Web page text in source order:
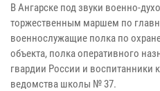
В Ангарске под звуки военно-
торжественным маршем по
военнослужащие полка по
объекта, полка оперативного
гвардии России и воспитанники
ведомства школы № 37.